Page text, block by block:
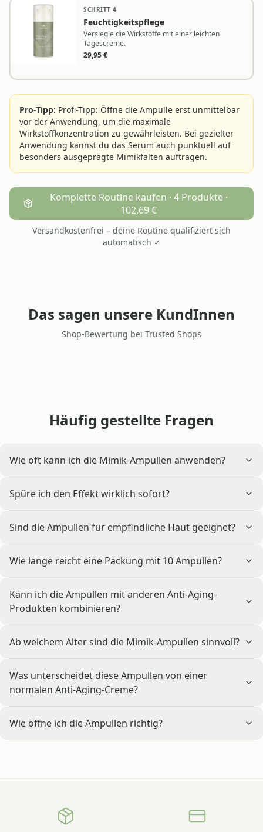
SCHRITT 4
Feuchtigkeitspflege
Versiegle die Wirkstoffe mit einer leichten
Tagescreme.
29,95€
Pro-Tipp: Profi-Tipp: Öffne die Ampulle erst unmittelbar
vor der Anwendung, um die maximale
Wirkstoffkonzentration zu gewährleisten. Bei gezielter
Anwendung kannst du das Serum auch punktuell auf
besonders ausgeprägte Mimikfalten auftragen.
Komplette Routine kaufen · 4 Produkte ·
102,69 €
Versandkostenfrei – deine Routine qualifiziert sich
automatisch ✓
Das sagen unsere KundInnen
Shop-Bewertung bei Trusted Shops
Häufig gestellte Fragen
Wie oft kann ich die Mimik-Ampullen anwenden?
Spüre ich den Effekt wirklich sofort?
Sind die Ampullen für empfindliche Haut geeignet?
Wie lange reicht eine Packung mit 10 Ampullen?
Kann ich die Ampullen mit anderen Anti-Aging-
Produkten kombinieren?
Ab welchem Alter sind die Mimik-Ampullen sinnvoll?
Was unterscheidet diese Ampullen von einer
normalen Anti-Aging-Creme?
Wie öffne ich die Ampullen richtig?